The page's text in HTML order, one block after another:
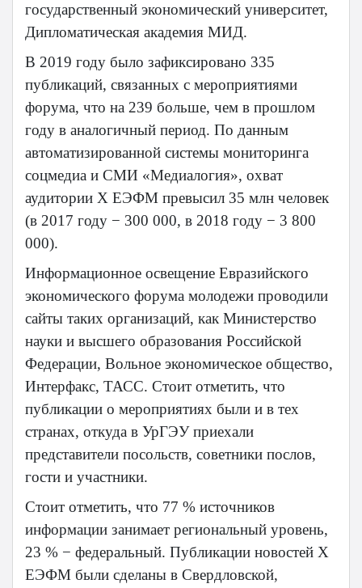
государственный экономический университет,
Дипломатическая академия МИД.
В 2019 году было зафиксировано 335
публикаций, связанных с мероприятиями
форума, что на 239 больше, чем в прошлом
году в аналогичный период. По данным
автоматизированной системы мониторинга
соцмедиа и СМИ «Медиалогия», охват
аудитории X ЕЭФМ превысил 35 млн человек
(в 2017 году − 300 000, в 2018 году − 3 800
000).
Информационное освещение Евразийского
экономического форума молодежи проводили
сайты таких организаций, как Министерство
науки и высшего образования Российской
Федерации, Вольное экономическое общество,
Интерфакс, ТАСС. Стоит отметить, что
публикации о мероприятиях были и в тех
странах, откуда в УрГЭУ приехали
представители посольств, советники послов,
гости и участники.
Стоит отметить, что 77 % источников
информации занимает региональный уровень,
23 % − федеральный. Публикации новостей X
ЕЭФМ были сделаны в Свердловской,